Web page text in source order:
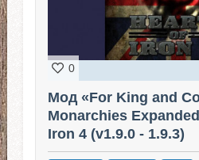
0
Мод «For King and
Monarchies
Iron 4 (v1.9.0 - 1.9.3)